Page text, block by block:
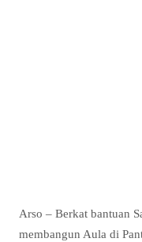
Arso – Berkat bantuan
membangun Aula di